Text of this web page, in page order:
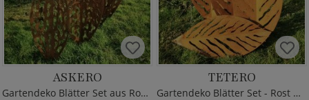
ASKERO
Gartendeko Blätter Set aus Rost Metall
TETERO
Gartendeko Blätter Set - Rost Metall